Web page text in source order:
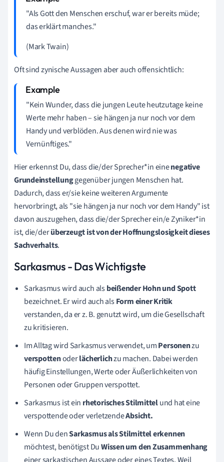
"Als Gott den Menschen erschuf, war er bereits müde;
das erklärt manches."
(Mark Twain)
Oft sind zynische Aussagen aber auch offensichtlich:
"Kein Wunder, dass die jungen Leute heutzutage keine
Werte mehr haben – sie hängen ja nur noch vor dem
Handy und verblöden. Aus denen wird nie was
Vernünftiges."
Hier erkennst Du, dass die/der Sprecher*in einenegative
Grundeinstellunggegenüber jungen Menschen hat.
Dadurch, dass er/sie keine weiteren Argumente
hervorbringt, als "sie hängen ja nur noch vor dem Handy" ist
davon auszugehen, dass die/der Sprecher ein/e Zyniker*in
ist, die/derüberzeugt ist von der Hoffnungslosigkeit dieses
Sachverhalts.
Sarkasmus - Das Wichtigste
Sarkasmus wird auch alsbeißender Hohn und Spott
bezeichnet. Er wird auch alsForm einer Kritik
verstanden, da er z. B. genutzt wird, um die Gesellschaft
zu kritisieren.
Im Alltag wird Sarkasmus verwendet, umPersonenzu
verspottenoderlächerlichzu machen. Dabei werden
häufig Einstellungen, Werte oder Äußerlichkeiten von
Personen oder Gruppen verspottet.
Sarkasmus ist ein rhetorisches Stilmittelund hat eine
verspottende oder verletzendeAbsicht.
Wenn Du denSarkasmus als Stilmittel erkennen
möchtest, benötigst DuWissen um den Zusammenhang
einer sarkastischen Aussage oder eines Textes. Weil